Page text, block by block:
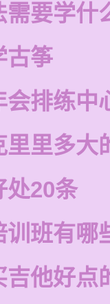
需要学什
古筝
会排练中
里里多大
处20条
训班有哪
吉他好点